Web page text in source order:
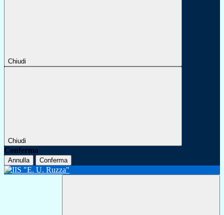
Chiudi
Chiudi
Conferma
Annulla Conferma